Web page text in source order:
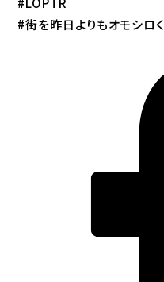
#街を昨日よりもオモシロく